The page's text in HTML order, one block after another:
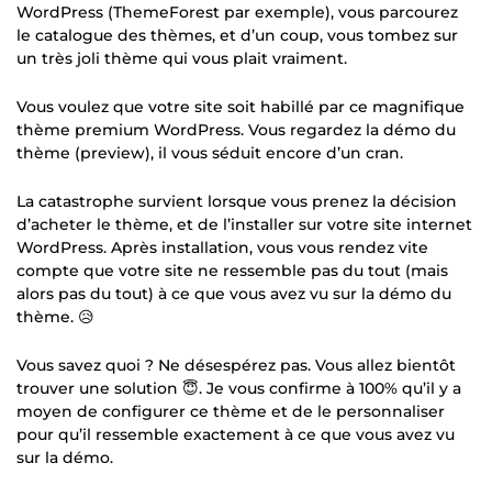
WordPress (ThemeForest par exemple), vous parcourez
le catalogue des thèmes, et d’un coup, vous tombez sur
un très joli thème qui vous plait vraiment.
Vous voulez que votre site soit habillé par ce magnifique
thème premium WordPress. Vous regardez la démo du
thème (preview), il vous séduit encore d’un cran.
La catastrophe survient lorsque vous prenez la décision
d’acheter le thème, et de l’installer sur votre site internet
WordPress. Après installation, vous vous rendez vite
compte que votre site ne ressemble pas du tout (mais
alors pas du tout) à ce que vous avez vu sur la démo du
thème. 😥
Vous savez quoi ? Ne désespérez pas. Vous allez bientôt
trouver une solution 😇. Je vous confirme à 100% qu’il y a
moyen de configurer ce thème et de le personnaliser
pour qu’il ressemble exactement à ce que vous avez vu
sur la démo.